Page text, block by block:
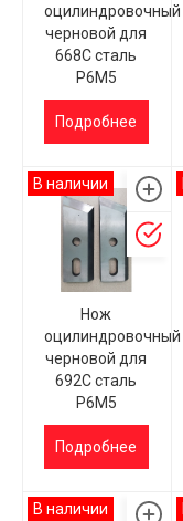
оцилиндровочный
черновой для
668С сталь
Р6М5
Подробнее
В наличии
Нож
оцилиндровочный
черновой для
692С сталь
Р6М5
Подробнее
В наличии